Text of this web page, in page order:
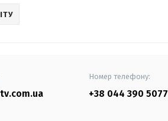
Номер телефону:
+38 044 390 5077